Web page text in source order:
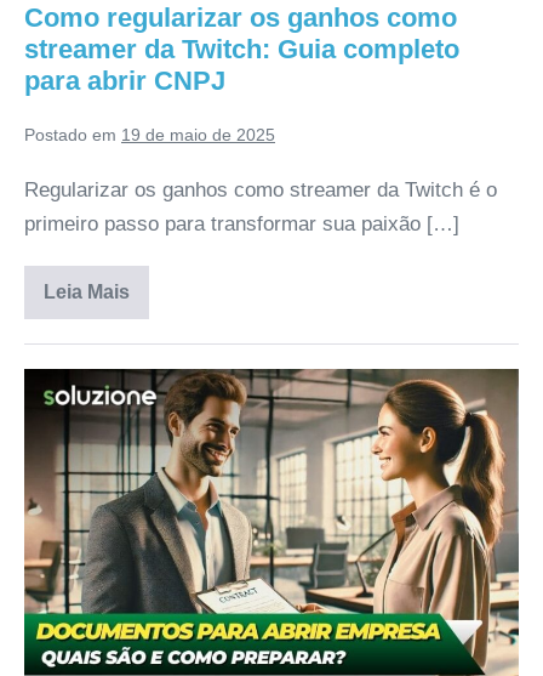
Como regularizar os ganhos como
streamer da Twitch: Guia completo
para abrir CNPJ
Postado em 19 de maio de 2025
Regularizar os ganhos como streamer da Twitch é o
primeiro passo para transformar sua paixão […]
Leia Mais